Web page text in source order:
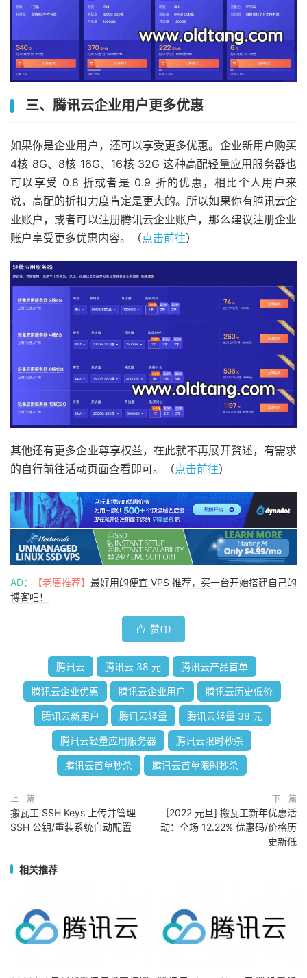
三、腾讯云企业用户更多优惠
如果你是企业用户，还可以享受更多优惠。企业新用户购买
4核 8G、8核 16G、16核 32G 这种高配轻量应用服务器也
可以享受 0.8 折或者是 0.9 折的优惠，相比个人用户来
说，高配的折扣力度肯定是更大的。所以如果你有腾讯云企
业账户，或者可以注册腾讯云企业账户，那么建议注册企业
账户享受更多优惠内容。（点击前往）
其他还有更多企业尊享权益，在此就不再展开赘述，有需求
的自行前往活动页面查看即可。（点击前往）
AD： 【老唐推荐】 最好用的便宜 VPS 推荐，买一台开始搭建自己的
博客吧！
 赞(1)
腾讯云 腾讯云 38 元 腾讯云产品首单
腾讯云企业优惠 腾讯云企业用户 腾讯云历史低价
腾讯云新用户 腾讯云轻量 腾讯云轻量 38 元
腾讯云轻量应用服务器 腾讯云限时秒杀
腾讯云首单秒杀 腾讯云首单限时秒杀
上一篇
搬瓦工 SSH Keys 上传并管理
SSH 公钥/重装系统自动配置
下一篇
[2022 元旦] 搬瓦工新年优惠活
动：全场 12.22% 优惠码/价格历
史新低
相关推荐